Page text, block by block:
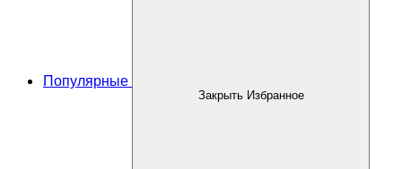
Популярные
Закрыть Избранное